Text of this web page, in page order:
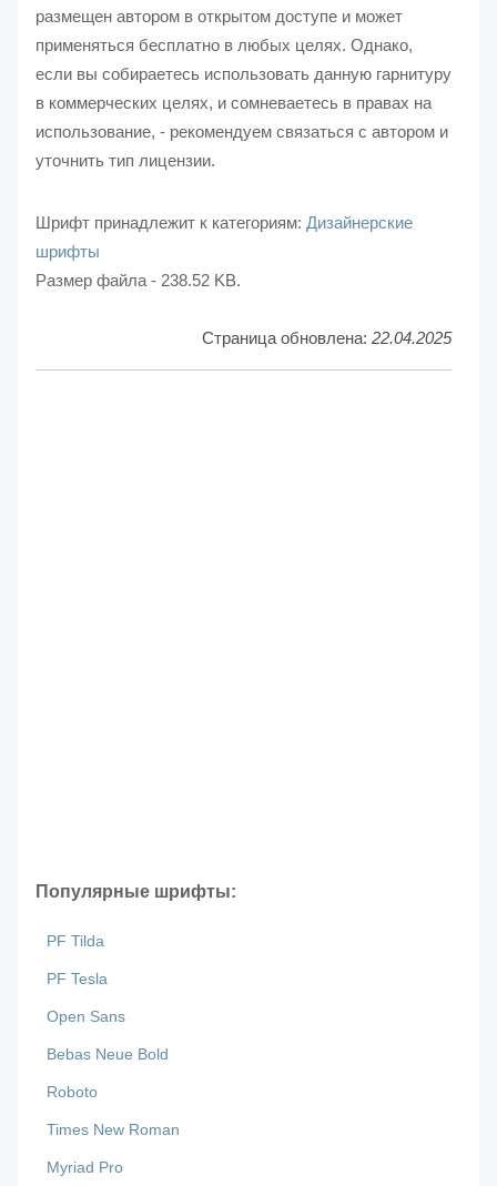
размещен автором в открытом доступе и может
применяться бесплатно в любых целях. Однако,
если вы собираетесь использовать данную гарнитуру
в коммерческих целях, и сомневаетесь в правах на
использование, - рекомендуем связаться с автором и
уточнить тип лицензии.
Шрифт принадлежит к категориям: Дизайнерские
шрифты
Размер файла - 238.52 KB.
Страница обновлена: 22.04.2025
Популярные шрифты:
PF Tilda
PF Tesla
Open Sans
Bebas Neue Bold
Roboto
Times New Roman
Myriad Pro